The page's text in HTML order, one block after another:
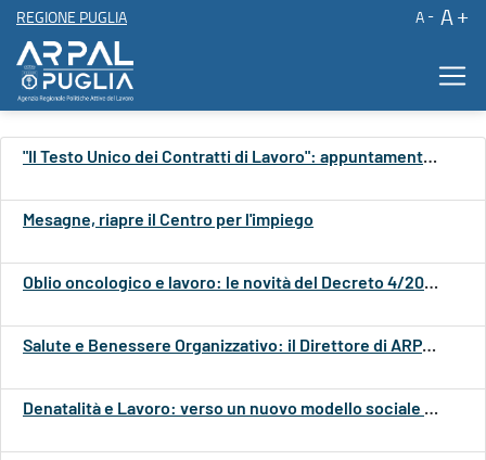
REGIONE PUGLIA A A
Feed Notizie Istituzionali ARPAL Puglia
Contenuto principale "Il Testo Unico dei Contratti di Lavoro": appuntamento a Brindisi per l'approfondimento normativo e contrattuale
Mesagne, riapre il Centro per l'impiego
Oblio oncologico e lavoro: le novità del Decreto 4/2026
Salute e Benessere Organizzativo: il Direttore di ARPAL Puglia Gianluca Budano al convegno in Confindustria Bari
Denatalità e Lavoro: verso un nuovo modello sociale e di sviluppo, fondato su qualità del lavoro, sostenibilità e gestione dei flussi migratori